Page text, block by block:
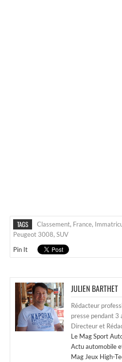
TAGS Classement, France,
Peugeot 3008, SUV
Pin It
JULIEN BARTHET
Rédacteur
presse pendant 3
Directeur et
Le Mag Sport
Actu automobile
Mag Jeux High-